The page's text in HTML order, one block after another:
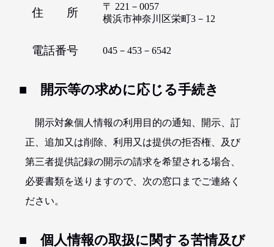
住 所
〒 221－0057
横浜市神奈川区栄町3－12
電話番号 045－453－6542
■ 開示等の求めに応じる手続き
開示対象個人情報の利用目的の通知、開示、訂
正、追加又は削除、利用又は提供の拒否権、及び
第三者提供記録の開示の請求を希望される場合、
必要書類を送りますので、次の窓口までご連絡く
ださい。
■ 個人情報の取扱に関する苦情及び